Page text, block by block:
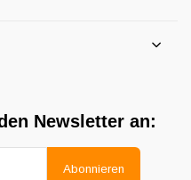
Newsletter an:
Abonnieren